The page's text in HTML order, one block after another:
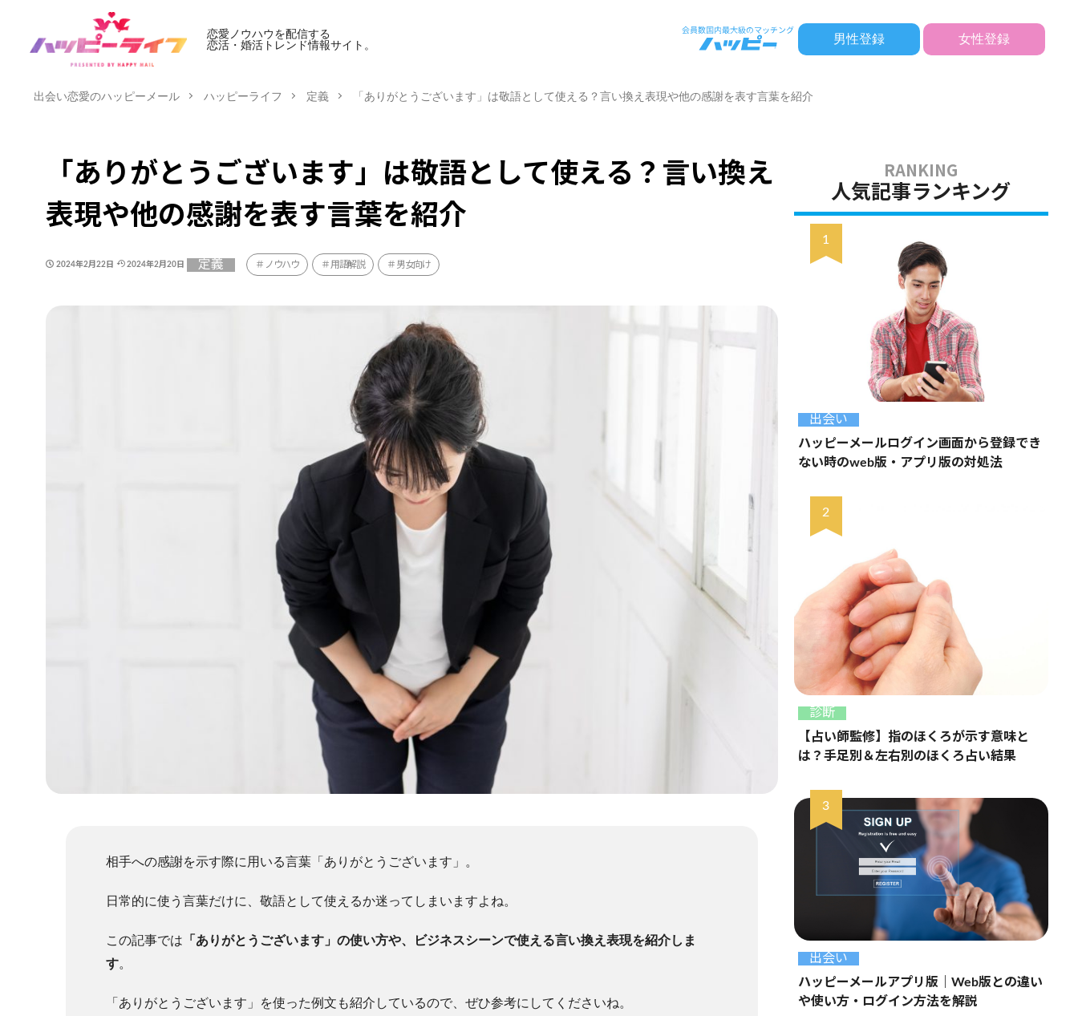
恋愛ノウハウを配信する
恋活・婚活トレンド情報サイト。
男性登録 女性登録
出会い恋愛のハッピーメール ハッピーライフ 定義 「ありがとうございます」は敬語として使える？言い換え表現や他の感謝を表す言葉を紹介
「ありがとうございます」は敬語として使える？言い換え
表現や他の感謝を表す言葉を紹介
2024年2月22日 2024年2月20日 定義 ノウハウ 用語解説 男女向け
相手への感謝を示す際に用いる言葉「ありがとうございます」。
日常的に使う言葉だけに、敬語として使えるか迷ってしまいますよね。
この記事では 「ありがとうございます」の使い方や、ビジネスシーンで使える言い換え表現を紹介しま
す。
「ありがとうございます」を使った例文も紹介しているので、ぜひ参考にしてくださいね。
人気記事ランキング
出会い
ハッピーメールログイン画面から登録でき
ない時のweb版・アプリ版の対処法
診断
【占い師監修】指のほくろが示す意味と
は？手足別＆左右別のほくろ占い結果
出会い
ハッピーメールアプリ版｜Web版との違い
や使い方・ログイン方法を解説